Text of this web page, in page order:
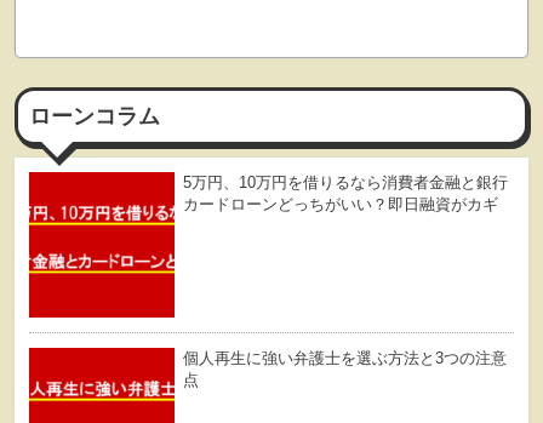
ローンコラム
5万円、10万円を借りるなら消費者金融と銀行
カードローンどっちがいい？即日融資がカギ
個人再生に強い弁護士を選ぶ方法と3つの注意
点